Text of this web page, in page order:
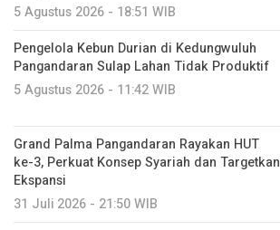
5 Agustus 2026 - 18:51 WIB
Pengelola Kebun Durian di Kedungwuluh
Pangandaran Sulap Lahan Tidak Produktif ‎
5 Agustus 2026 - 11:42 WIB
Grand Palma Pangandaran Rayakan HUT
ke-3, Perkuat Konsep Syariah dan Targetkan
Ekspansi
31 Juli 2026 - 21:50 WIB